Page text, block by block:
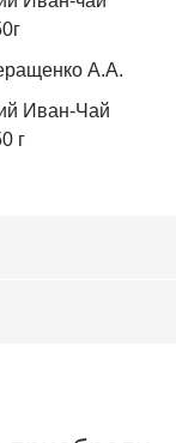
А.А.
Иван-Чай
г